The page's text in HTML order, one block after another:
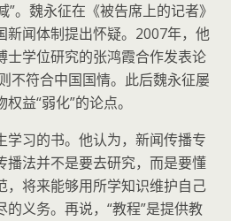
”。魏永征在《被告席上的记者》
新闻体制提出怀疑。2007年，他
士学位研究的张鸿霞合作发表论
不符合中国国情。此后魏永征屡
益“弱化”的论点。
学习的书。他认为，新闻传播专
播法并不是要去研究，而是要懂
，将来能够用所学知识维护自己
义务。再说，“教程”是提供教